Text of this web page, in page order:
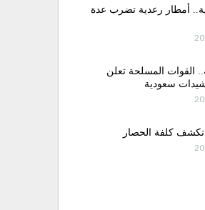
أمطار رعدية تضرب عدة
القوات المسلحة تعلن
سعودية
كلفة الحصار